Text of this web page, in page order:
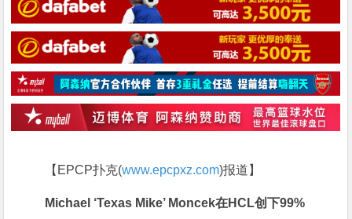
【EPCP扑克(www.epcpxz.com)报道】
Michael ‘Texas Mike’ Moncek在HCL创下99%